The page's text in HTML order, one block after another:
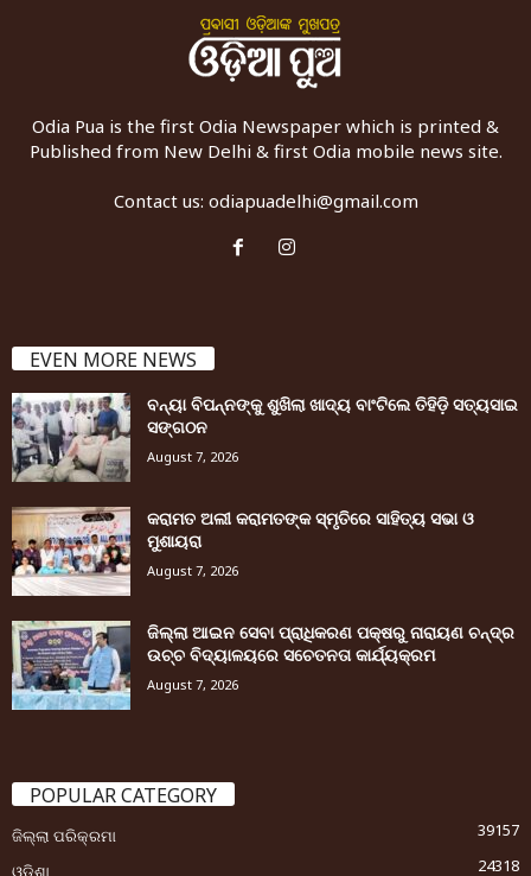
Odia Pua is the first Odia Newspaper which is printed &
Published from New Delhi & first Odia mobile news site.
Contact us: odiapuadelhi@gmail.com
EVEN MORE NEWS
ବନ୍ୟା ବିପନ୍ନଙ୍କୁ ଶୁଖିଲା ଖାଦ୍ୟ ବାଂଟିଲେ ତିହିଡି଼ ସତ୍ୟସାଇ
ସଙ୍ଗଠନ
August 7, 2026
କରାମତ ଅଲୀ କରାମତଙ୍କ ସ୍ମୃତିରେ ସାହିତ୍ୟ ସଭା ଓ
ମୁଶାୟରା
August 7, 2026
ଜିଲ୍ଲା ଆଇନ ସେବା ପ୍ରାଧିକରଣ ପକ୍ଷରୁ ନାରାୟଣ ଚନ୍ଦ୍ର
ଉଚ୍ଚ ବିଦ୍ୟାଳୟରେ ସଚେତନତା କାର୍ଯ୍ୟକ୍ରମ
August 7, 2026
POPULAR CATEGORY
ଜିଲ୍ଲା ପରିକ୍ରମା
39157
ଓଡ଼ିଶା
24318